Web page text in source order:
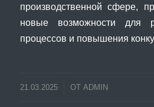
производственной сфере,
новые возможности для
процессов и повышения
21.03.2025 ОТ ADMIN